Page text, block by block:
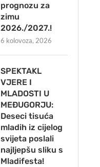
prognozu za
zimu
2026./2027.!
6 kolovoza, 2026
SPEKTAKL
VJERE I
MLADOSTI U
MEĐUGORJU:
Deseci tisuća
mladih iz cijelog
svijeta poslali
najljepšu sliku s
Mladifesta!